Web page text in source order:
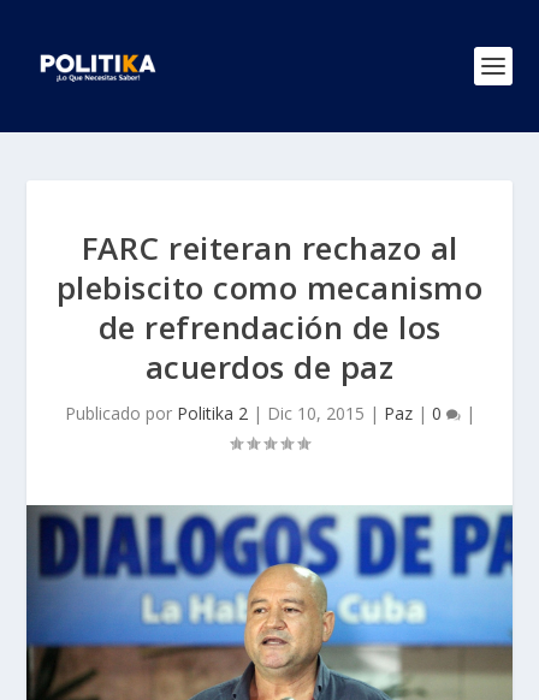
FARC reiteran rechazo al
plebiscito como mecanismo
de refrendación de los
acuerdos de paz
Publicado por Politika 2| Dic 10, 2015 | Paz| 0 |